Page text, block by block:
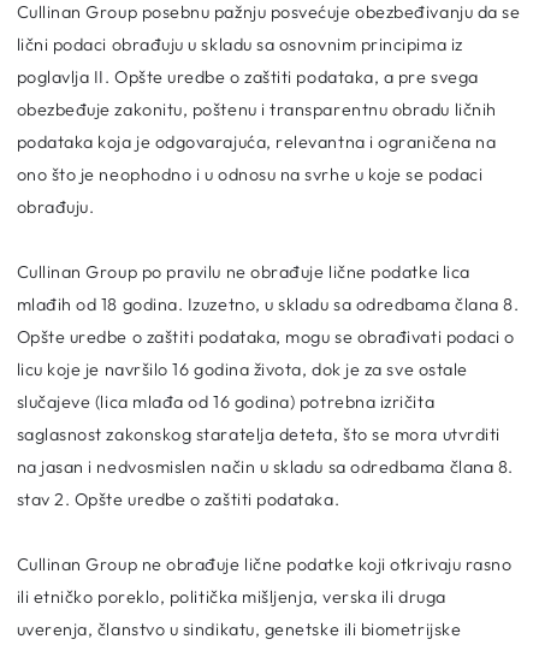
Cullinan Group posebnu pažnju posvećuje obezbeđivanju da se
lični podaci obrađuju u skladu sa osnovnim principima iz
poglavlja II. Opšte uredbe o zaštiti podataka, a pre svega
obezbeđuje zakonitu, poštenu i transparentnu obradu ličnih
podataka koja je odgovarajuća, relevantna i ograničena na
ono što je neophodno i u odnosu na svrhe u koje se podaci
obrađuju.
Cullinan Group po pravilu ne obrađuje lične podatke lica
mlađih od 18 godina. Izuzetno, u skladu sa odredbama člana 8.
Opšte uredbe o zaštiti podataka, mogu se obrađivati podaci o
licu koje je navršilo 16 godina života, dok je za sve ostale
slučajeve (lica mlađa od 16 godina) potrebna izričita
saglasnost zakonskog staratelja deteta, što se mora utvrditi
na jasan i nedvosmislen način u skladu sa odredbama člana 8.
stav 2. Opšte uredbe o zaštiti podataka.
Cullinan Group ne obrađuje lične podatke koji otkrivaju rasno
ili etničko poreklo, politička mišljenja, verska ili druga
uverenja, članstvo u sindikatu, genetske ili biometrijske